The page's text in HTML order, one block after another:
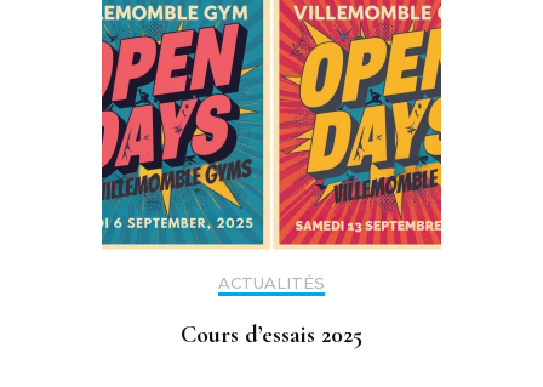
ACTUALITÉS
Cours d’essais 2025